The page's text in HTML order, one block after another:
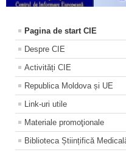
Pagina de start CIE
Despre CIE
Activități CIE
Republica Moldova și UE
Link-uri utile
Materiale promoţionale
Biblioteca Științifică